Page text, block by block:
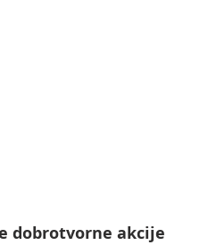
dobrotvorne akcije